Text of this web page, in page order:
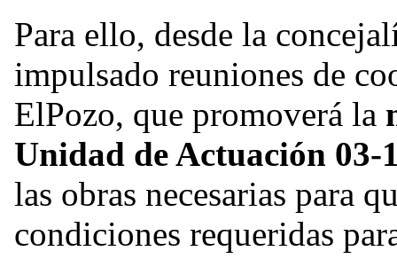
Para ello, desde la
impulsado reuniones de
ElPozo, que promoverá la
Unidad de Actuación 03-
las obras necesarias para
condiciones requeridas